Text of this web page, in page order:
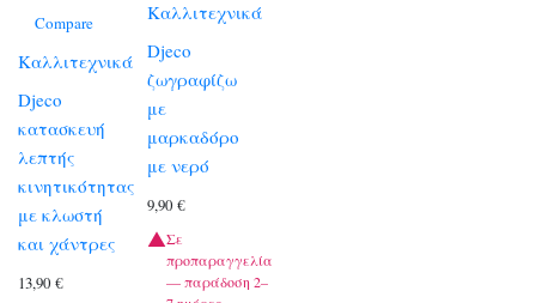
Compare
Καλλιτεχνικά
Djeco
κατασκευή
λεπτής
κινητικότητας
με κλωστή
και χάντρες
13,90 €
Καλλιτεχνικά
Djeco
ζωγραφίζω
με
μαρκαδόρο
με νερό
9,90€
Σε
προπαραγγελία
— παράδοση 2–